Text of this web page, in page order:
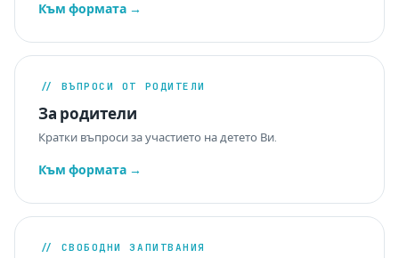
Към формата →
// ВЪПРОСИ ОТ РОДИТЕЛИ
За родители
Кратки въпроси за участието на детето Ви.
Към формата →
// СВОБОДНИ ЗАПИТВАНИЯ